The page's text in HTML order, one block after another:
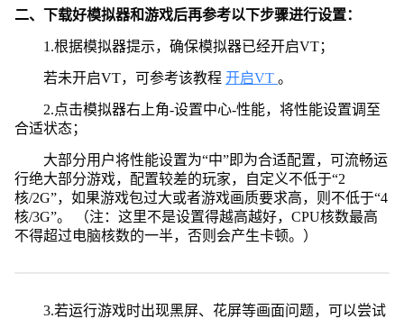
二、下载好模拟器和游戏后再参考以下步骤进行设置：
1.根据模拟器提示，确保模拟器已经开启VT；
若未开启VT，可参考该教程 开启VT 。
2.点击模拟器右上角-设置中心-性能，将性能设置调至
合适状态；
大部分用户将性能设置为“中”即为合适配置，可流畅运
行绝大部分游戏，配置较差的玩家，自定义不低于“2
核/2G”，如果游戏包过大或者游戏画质要求高，则不低于“4
核/3G”。 （注：这里不是设置得越高越好，CPU核数最高
不得超过电脑核数的一半，否则会产生卡顿。）
3.若运行游戏时出现黑屏、花屏等画面问题，可以尝试